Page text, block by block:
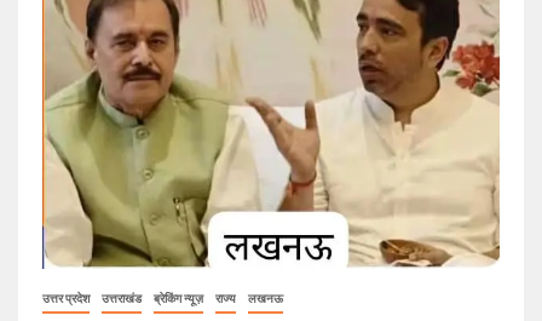
उत्तर प्रदेश उत्तराखंड ब्रेकिंग न्यूज़ राज्य लखनऊ